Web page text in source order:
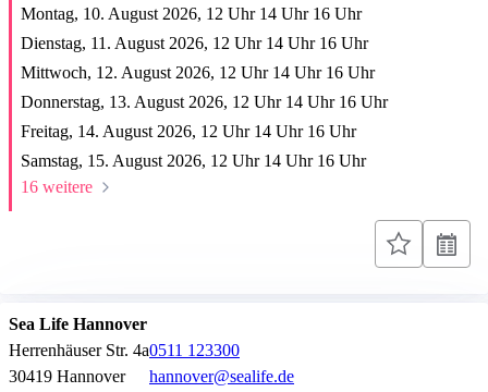
Montag, 10. August 2026, 12 Uhr 14 Uhr 16 Uhr
Dienstag, 11. August 2026, 12 Uhr 14 Uhr 16 Uhr
Mittwoch, 12. August 2026, 12 Uhr 14 Uhr 16 Uhr
Donnerstag, 13. August 2026, 12 Uhr 14 Uhr 16 Uhr
Freitag, 14. August 2026, 12 Uhr 14 Uhr 16 Uhr
Samstag, 15. August 2026, 12 Uhr 14 Uhr 16 Uhr
16 weitere
Sea Life Hannover
Herrenhäuser Str. 4a
30419 Hannover
0511 123300
hannover@sealife.de